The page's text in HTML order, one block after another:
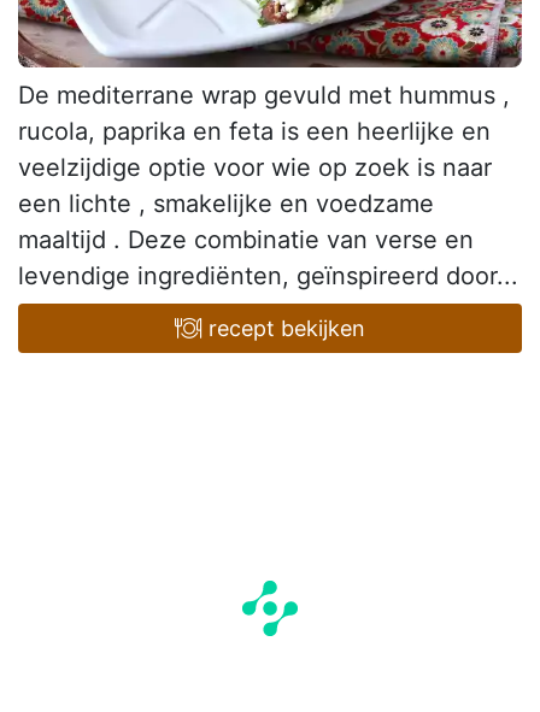
De mediterrane wrap gevuld met hummus ,
rucola, paprika en feta is een heerlijke en
veelzijdige optie voor wie op zoek is naar
een lichte , smakelijke en voedzame
maaltijd . Deze combinatie van verse en
levendige ingrediënten, geïnspireerd door...
recept bekijken